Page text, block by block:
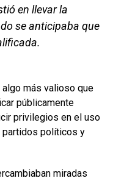
en llevar la
se anticipaba que
más valioso que
públicamente
privilegios en el uso
políticos y
miradas